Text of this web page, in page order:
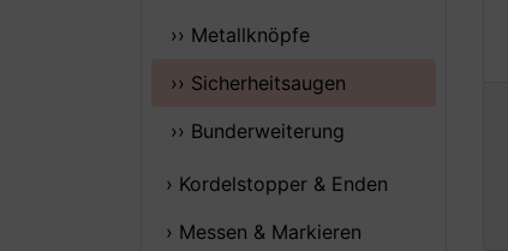
›› Metallknöpfe
›› Sicherheitsaugen
›› Bunderweiterung
› Kordelstopper & Enden
› Messen & Markieren